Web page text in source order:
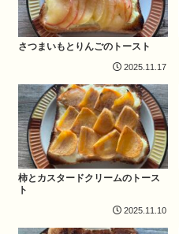
さつまいもとりんごのトースト
2025.11.17
柿とカスタードクリームのトース
ト
2025.11.10